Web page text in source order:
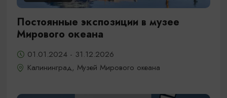
Постоянные экспозиции в музее
Мирового океана
01.01.2024 - 31.12.2026
Калининград, Музей Мирового океана